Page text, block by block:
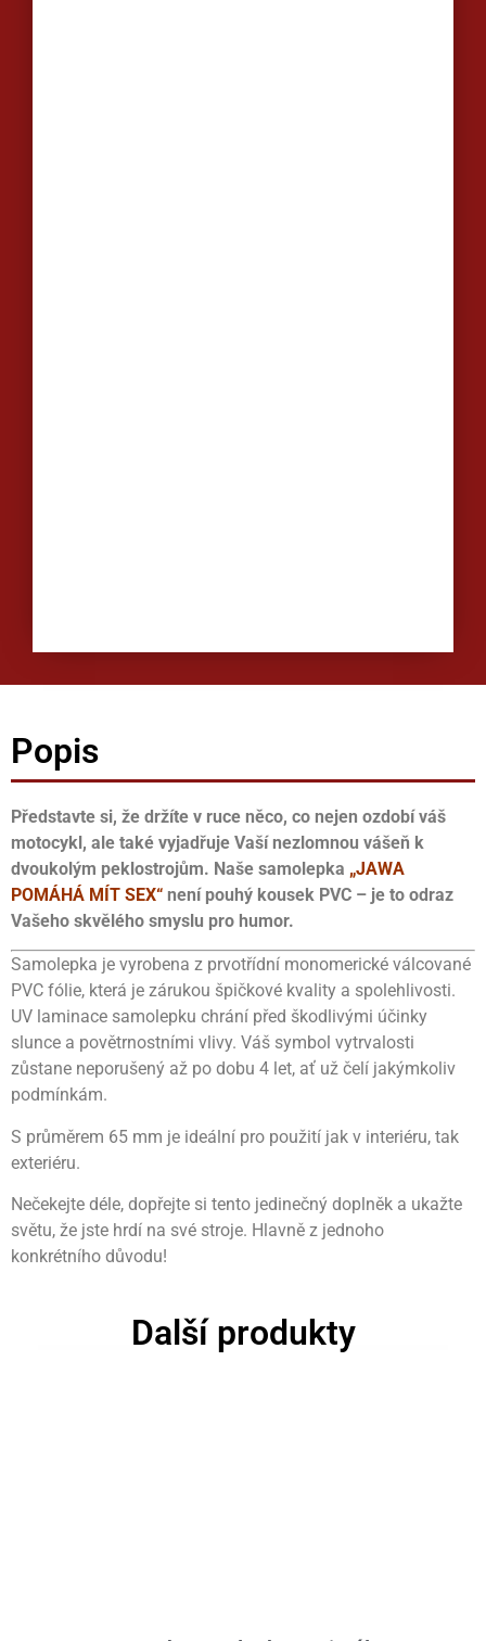
Popis
Představte si, že držíte v ruce něco, co nejen ozdobí váš
motocykl, ale také vyjadřuje Vaší nezlomnou vášeň k
dvoukolým peklostrojům. Naše samolepka „JAWA
POMÁHÁ MÍT SEX“ není pouhý kousek PVC – je to odraz
Vašeho skvělého smyslu pro humor.
Samolepka je vyrobena z prvotřídní monomerické válcované
PVC fólie, která je zárukou špičkové kvality a spolehlivosti.
UV laminace samolepku chrání před škodlivými účinky
slunce a povětrnostními vlivy. Váš symbol vytrvalosti
zůstane neporušený až po dobu 4 let, ať už čelí jakýmkoliv
podmínkám.
S průměrem 65 mm je ideální pro použití jak v interiéru, tak
exteriéru.
Nečekejte déle, dopřejte si tento jedinečný doplněk a ukažte
světu, že jste hrdí na své stroje. Hlavně z jednoho
konkrétního důvodu!
Další produkty